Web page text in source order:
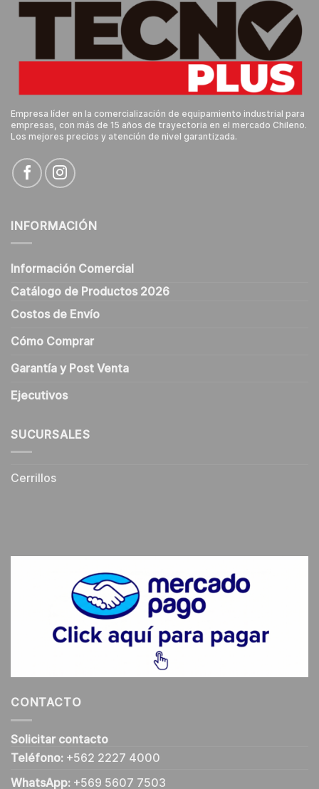
Empresa líder en la comercialización de equipamiento industrial para
empresas, con más de 15 años de trayectoria en el mercado Chileno.
Los mejores precios y atención de nivel garantizada.
INFORMACIÓN
Información Comercial
Catálogo de Productos 2026
Costos de Envío
Cómo Comprar
Garantía y Post Venta
Ejecutivos
SUCURSALES
Cerrillos
CONTACTO
Solicitar contacto
Teléfono: +562 2227 4000
WhatsApp: +569 5607 7503